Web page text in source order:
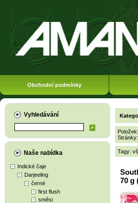
Obchodní podmínky
Vyhledávání
Naše nabídka
Indické čaje
Darjeeling
černé
first flush
směsi
Stránky:
Tagy:
70 g